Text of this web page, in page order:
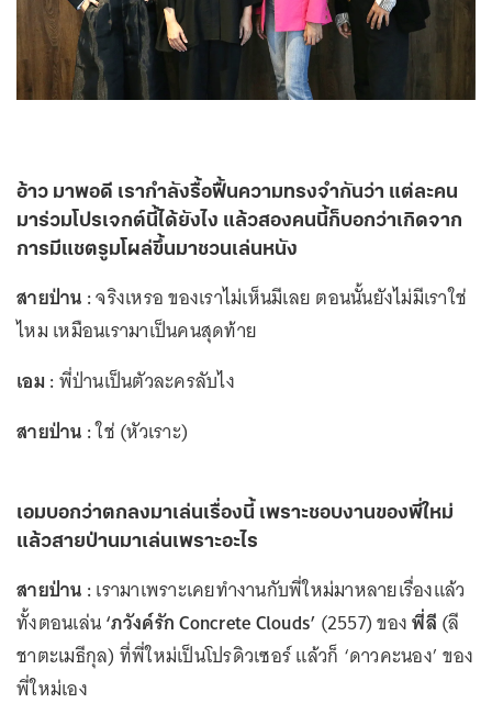
อ้าว มาพอดี เรากำลังรื้อฟื้นความทรงจำกันว่า แต่ละคน
มาร่วมโปรเจกต์นี้ได้ยังไง แล้วสองคนนี้ก็บอกว่าเกิดจาก
การมีแชตรูมโผล่ขึ้นมาชวนเล่นหนัง
สายป่าน :จริงเหรอ ของเราไม่เห็นมีเลย ตอนนั้นยังไม่มีเราใช่
ไหม เหมือนเรามาเป็นคนสุดท้าย
เอม :พี่ป่านเป็นตัวละครลับไง
สายป่าน :ใช่ (หัวเราะ)
เอมบอกว่าตกลงมาเล่นเรื่องนี้ เพราะชอบงานของพี่ใหม่
แล้วสายป่านมาเล่นเพราะอะไร
สายป่าน :เรามาเพราะเคยทำงานกับพี่ใหม่มาหลายเรื่องแล้ว
ทั้งตอนเล่น‘ภวังค์รัก Concrete Clouds’ (2557) ของพี่ลี (ลี
ชาตะเมธีกุล) ที่พี่ใหม่เป็นโปรดิวเซอร์ แล้วก็ ‘ดาวคะนอง’ ของ
พี่ใหม่เอง